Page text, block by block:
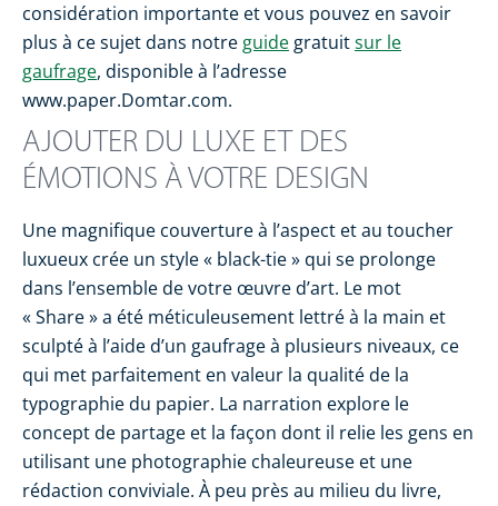
considération importante et vous pouvez en savoir
plus à ce sujet dans notre guide gratuitsur le
gaufrage, disponible à l’adresse
www.paper.Domtar.com.
AJOUTER DU LUXE ET DES
ÉMOTIONS À VOTRE DESIGN
Une magnifique couverture à l’aspect et au toucher
luxueux crée un style « black-tie » qui se prolonge
dans l’ensemble de votre œuvre d’art. Le mot
« Share » a été méticuleusement lettré à la main et
sculpté à l’aide d’un gaufrage à plusieurs niveaux, ce
qui met parfaitement en valeur la qualité de la
typographie du papier. La narration explore le
concept de partage et la façon dont il relie les gens en
utilisant une photographie chaleureuse et une
rédaction conviviale. À peu près au milieu du livre,